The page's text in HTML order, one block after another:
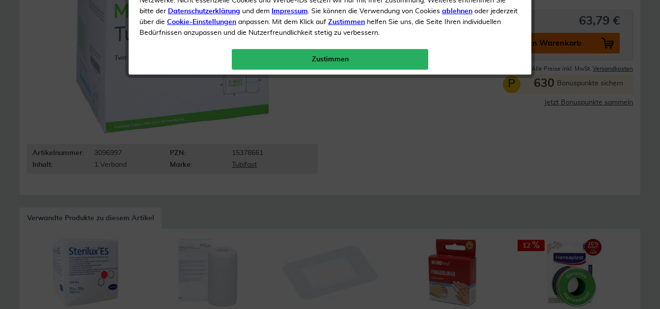
Artikelnummer: 3096997 PZN:
15378661
Inhalt:
1 Verband Marke: Tubifast
Inhalt1 Verband 63,79 €
In den Warenkorb
Versandkostenfrei Alle Preise inkl. MwSt. Versandkosten
P 630 Bonuspunkte sichern
Jetzt Bonuspunkte sammeln
Verwandte Produkte zu diesem Artikel
12
bitte der Datenschutzerklärung und dem Impressum. Sie können die Verwendung von Cookies ablehnen oder jederzeit
über die Cookie-Einstellungen anpassen. Mit dem Klick auf Zustimmen helfen Sie uns, die Seite Ihren individuellen
Bedürfnissen anzupassen und die Nutzerfreundlichkeit stetig zu verbessern.
Zustimmen